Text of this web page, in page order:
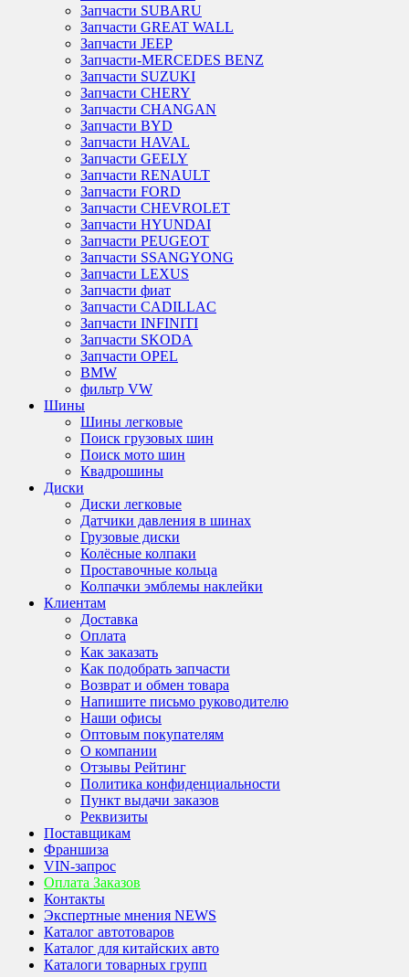
Запчасти SUBARU
Запчасти GREAT WALL
Запчасти JEEP
Запчасти-MERCEDES BENZ
Запчасти SUZUKI
Запчасти CHERY
Запчасти CHANGAN
Запчасти BYD
Запчасти HAVAL
Запчасти GEELY
Запчасти RENAULT
Запчасти FORD
Запчасти CHEVROLET
Запчасти HYUNDAI
Запчасти PEUGEOT
Запчасти SSANGYONG
Запчасти LEXUS
Запчасти фиат
Запчасти CADILLAC
Запчасти INFINITI
Запчасти SKODA
Запчасти OPEL
BMW
фильтр VW
Шины
Шины легковые
Поиск грузовых шин
Поиск мото шин
Квадрошины
Диски
Диски легковые
Датчики давления в шинах
Грузовые диски
Колёсные колпаки
Проставочные кольца
Колпачки эмблемы наклейки
Клиентам
Доставка
Оплата
Как заказать
Как подобрать запчасти
Возврат и обмен товара
Напишите письмо руководителю
Наши офисы
Оптовым покупателям
О компании
Отзывы Рейтинг
Политика конфиденциальности
Пункт выдачи заказов
Реквизиты
Поставщикам
Франшиза
VIN-запрос
Оплата Заказов
Контакты
Экспертные мнения NEWS
Каталог автотоваров
Каталог для китайских авто
Каталоги товарных групп